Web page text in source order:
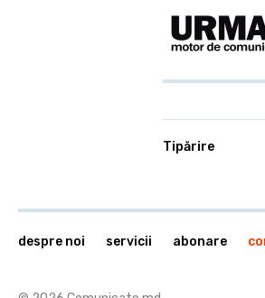
Tipărire
despre noi servicii abonare